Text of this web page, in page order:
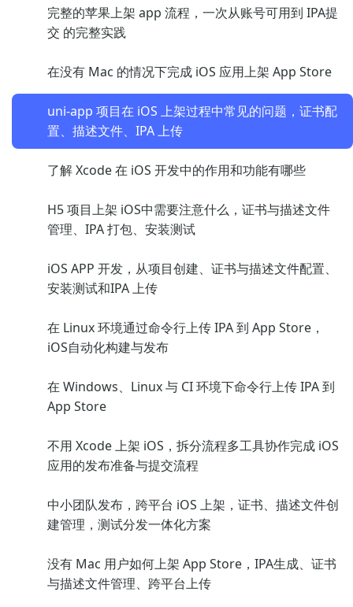
完整的苹果上架 app 流程，一次从账号可用到 IPA提
交 的完整实践
在没有 Mac 的情况下完成 iOS 应用上架 App Store
uni-app 项目在 iOS 上架过程中常见的问题，证书配
置、描述文件、IPA 上传
了解 Xcode 在 iOS 开发中的作用和功能有哪些
H5 项目上架 iOS中需要注意什么，证书与描述文件
管理、IPA 打包、安装测试
iOS APP 开发，从项目创建、证书与描述文件配置、
安装测试和IPA 上传
在 Linux 环境通过命令行上传 IPA 到 App Store，
iOS自动化构建与发布
在 Windows、Linux 与 CI 环境下命令行上传 IPA 到
App Store
不用 Xcode 上架 iOS，拆分流程多工具协作完成 iOS
应用的发布准备与提交流程
中小团队发布，跨平台 iOS 上架，证书、描述文件创
建管理，测试分发一体化方案
没有 Mac 用户如何上架 App Store，IPA生成、证书
与描述文件管理、跨平台上传